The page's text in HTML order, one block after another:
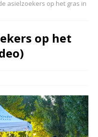
asielzoekers op het gras in
op het